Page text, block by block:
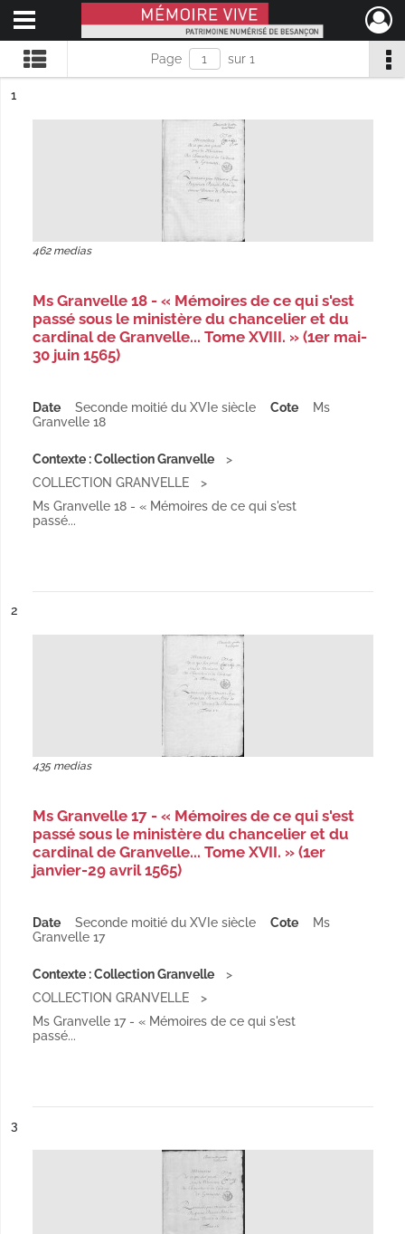
Mémoire Vive patrimoine numérisé de Besançon
Ouvrir le menu déroulant
Page sur 1
n°
1
462 medias
Ms Granvelle 18 - « Mémoires de ce qui s'est
passé sous le ministère du chancelier et du
cardinal de Granvelle... Tome XVIII. » (1er mai-
30 juin 1565)
Date Seconde moitié du XVIe siècle Cote
Ms
Granvelle 18
Contexte : Collection Granvelle
COLLECTION GRANVELLE
Ms Granvelle 18 - « Mémoires de ce qui s'est
passé...
n°
2
435 medias
Ms Granvelle 17 - « Mémoires de ce qui s'est
passé sous le ministère du chancelier et du
cardinal de Granvelle... Tome XVII. » (1er
janvier-29 avril 1565)
Date Seconde moitié du XVIe siècle Cote
Ms
Granvelle 17
Contexte : Collection Granvelle
COLLECTION GRANVELLE
Ms Granvelle 17 - « Mémoires de ce qui s'est
passé...
n°
3